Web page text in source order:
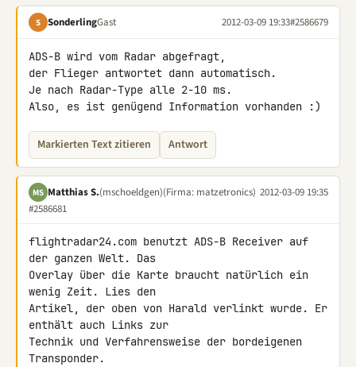
S SonderlingGast 2012-03-09 19:33#2586679
ADS-B wird vom Radar abgefragt,
der Flieger antwortet dann automatisch.
Je nach Radar-Type alle 2-10 ms.
Also, es ist genügend Information vorhanden :)
Markierten Text zitieren Antwort
MS Matthias S.(mschoeldgen)(Firma: matzetronics) 2012-03-09 19:35
#2586681
flightradar24.com benutzt ADS-B Receiver auf
der ganzen Welt. Das
Overlay über die Karte braucht natürlich ein
wenig Zeit. Lies den
Artikel, der oben von Harald verlinkt wurde. Er
enthält auch Links zur
Technik und Verfahrensweise der bordeigenen
Transponder.